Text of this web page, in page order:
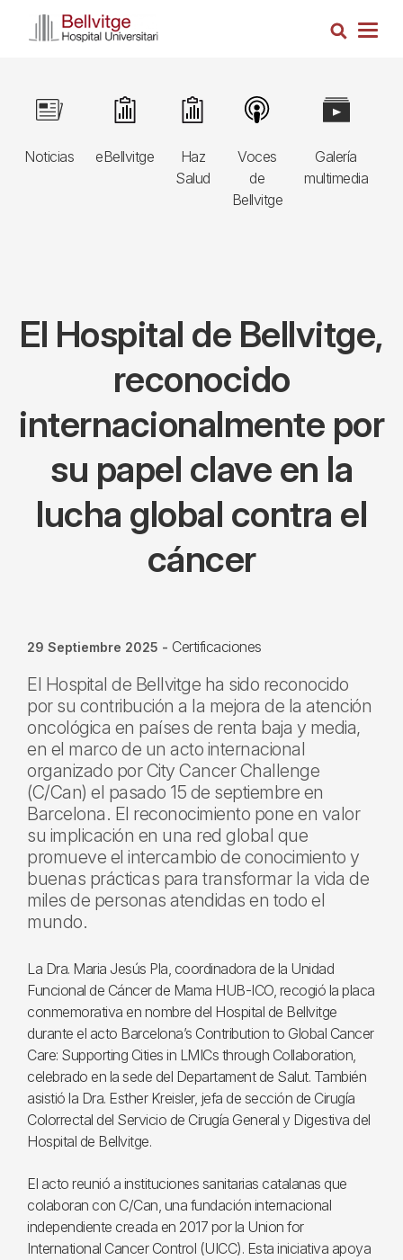
Busca
Navegació
principal
3r
Noticias
Image
eBellvitge
Image
Haz
Salud
Image
Voces
de
Bellvitge
Image
Galería
multimedia
Image
El Hospital de Bellvitge,
reconocido
internacionalmente por
su papel clave en la
lucha global contra el
cáncer
29 Septiembre 2025 - Certificaciones
El Hospital de Bellvitge ha sido reconocido
por su contribución a la mejora de la atención
oncológica en países de renta baja y media,
en el marco de un acto internacional
organizado por City Cancer Challenge
(C/Can) el pasado 15 de septiembre en
Barcelona. El reconocimiento pone en valor
su implicación en una red global que
promueve el intercambio de conocimiento y
buenas prácticas para transformar la vida de
miles de personas atendidas en todo el
mundo.
La Dra. Maria Jesús Pla, coordinadora de la Unidad
Funcional de Cáncer de Mama HUB-ICO, recogió la placa
conmemorativa en nombre del Hospital de Bellvitge
durante el acto Barcelona’s Contribution to Global Cancer
Care: Supporting Cities in LMICs through Collaboration,
celebrado en la sede del Departament de Salut. También
asistió la Dra. Esther Kreisler, jefa de sección de Cirugía
Colorrectal del Servicio de Cirugía General y Digestiva del
Hospital de Bellvitge.
El acto reunió a instituciones sanitarias catalanas que
colaboran con C/Can, una fundación internacional
independiente creada en 2017 por la Union for
International Cancer Control (UICC). Esta iniciativa apoya